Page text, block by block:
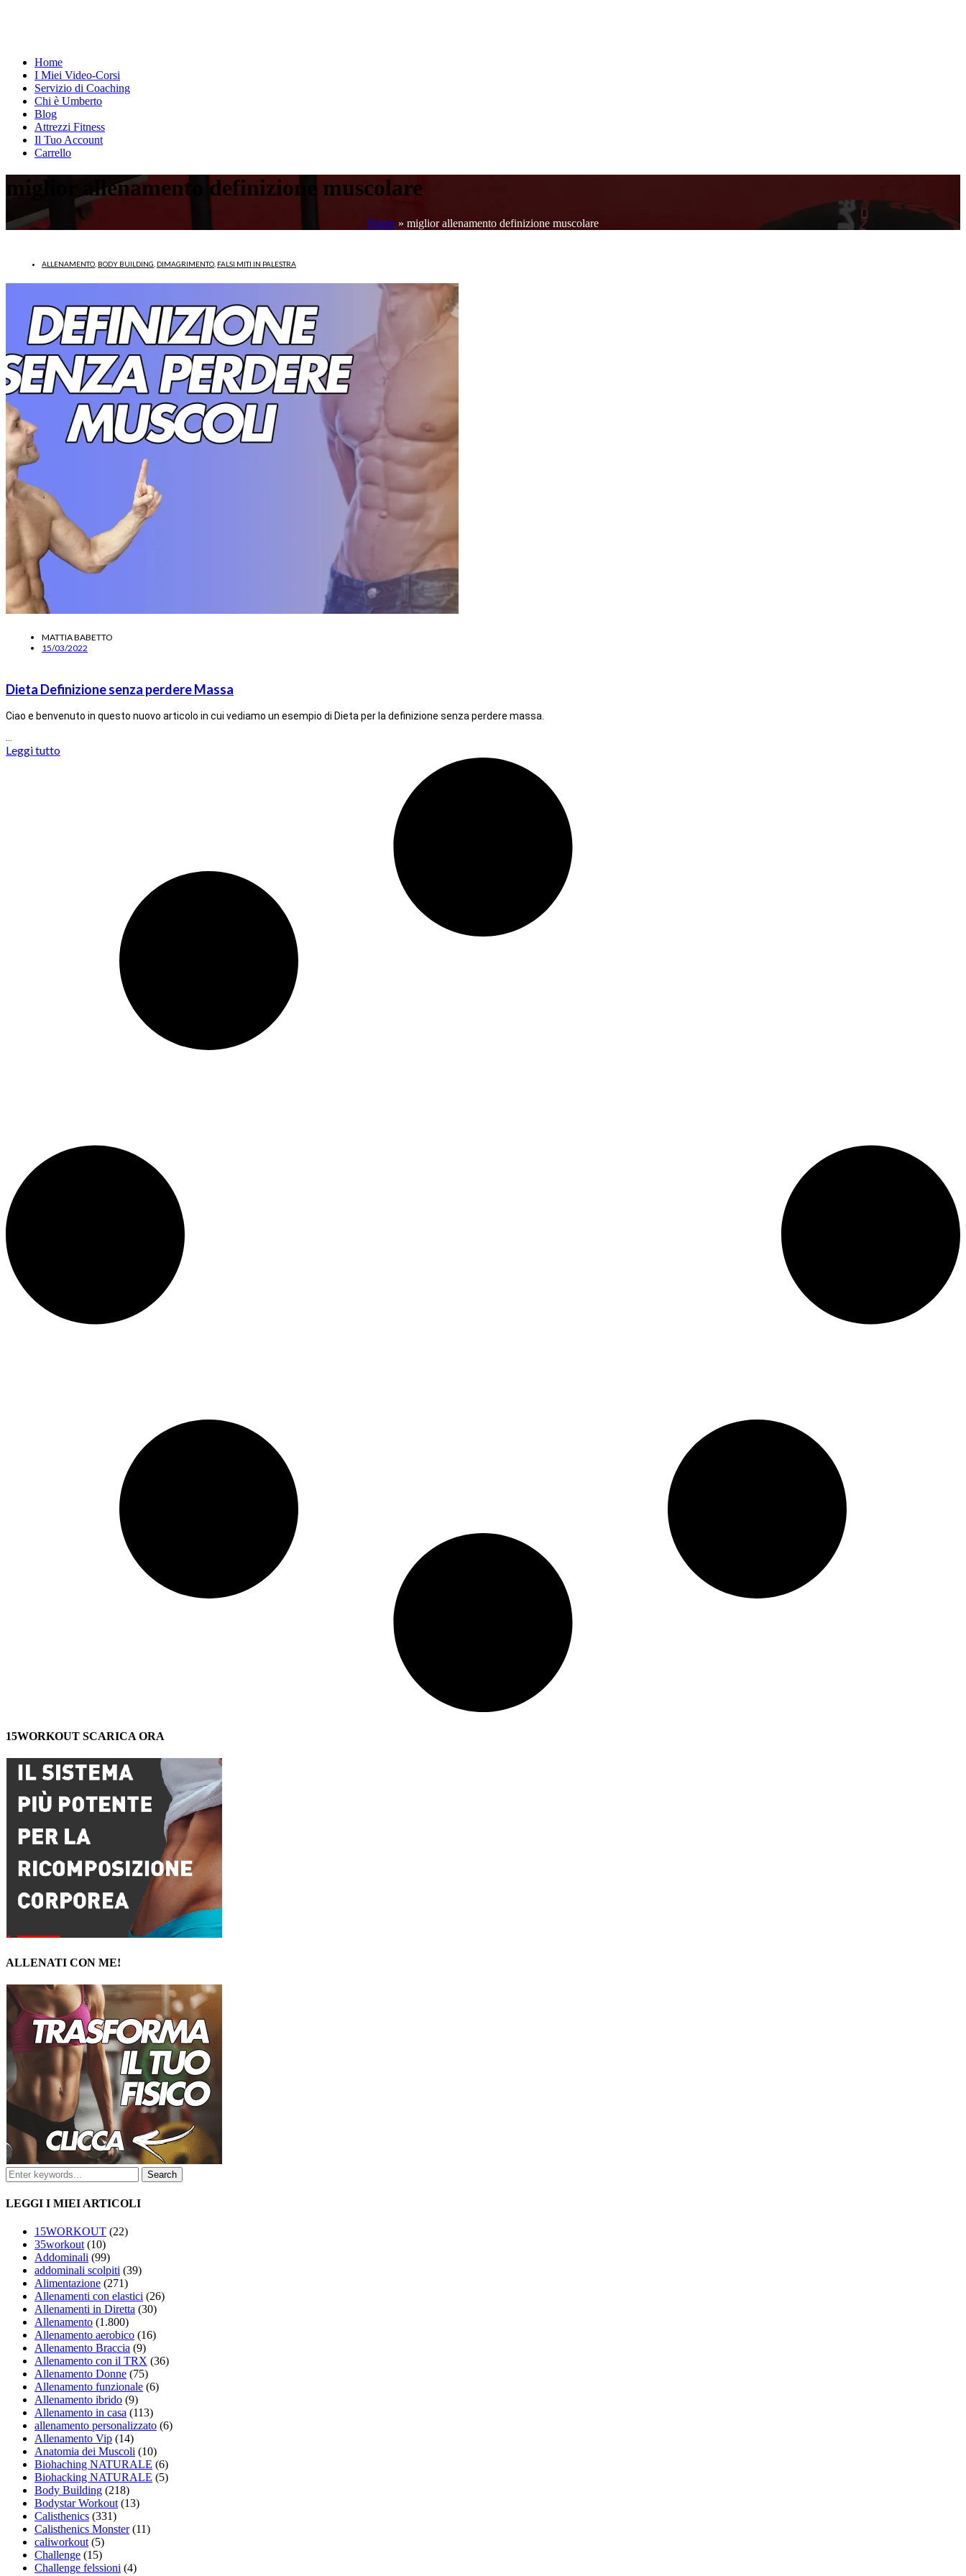
Home
I Miei Video-Corsi
Servizio di Coaching
Chi è Umberto
Blog
Attrezzi Fitness
Il Tuo Account
Carrello
miglior allenamento definizione muscolare
Home » miglior allenamento definizione muscolare
ALLENAMENTO BODY BUILDING DIMAGRIMENTO FALSI MITI IN PALESTRA
MATTIA BABETTO
15/03/2022
Dieta Definizione senza perdere Massa
Ciao e benvenuto in questo nuovo articolo in cui vediamo un esempio di Dieta per la definizione senza perdere massa.
Leggi tutto
15WORKOUT SCARICA ORA
ALLENATI CON ME!
LEGGI I MIEI ARTICOLI
15WORKOUT (22)
35workout(10)
Addominali (99)
addominali scolpiti (39)
Alimentazione (271)
Allenamenti con elastici (26)
Allenamenti in Diretta (30)
Allenamento (1.800)
Allenamento aerobico (16)
Allenamento Braccia (9)
Allenamento con il TRX (36)
Allenamento Donne (75)
Allenamento funzionale (6)
Allenamento ibrido (9)
Allenamento in casa (113)
allenamento personalizzato (6)
Allenamento Vip (14)
Anatomia dei Muscoli (10)
Biohaching NATURALE (6)
Biohacking NATURALE (5)
Body Building (218)
Bodystar Workout(13)
Calisthenics (331)
Calisthenics Monster(11)
caliworkout(5)
Challenge (15)
Challenge felssioni (4)